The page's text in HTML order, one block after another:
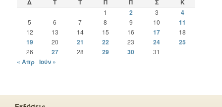
1 2 3 4
5 6 7 8 9 10 11
12 13 14 15 16 17 18
19 20 21 22 23 24 25
26 27 28 29 30 31
« Απρ Ιούν »